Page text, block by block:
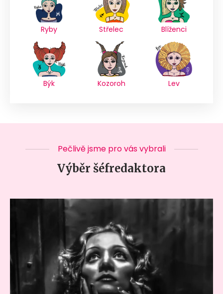
Ryby Střelec Blíženci
Býk Kozoroh Lev
Pečlivě jsme pro vás vybrali
Výběr šéfredaktora